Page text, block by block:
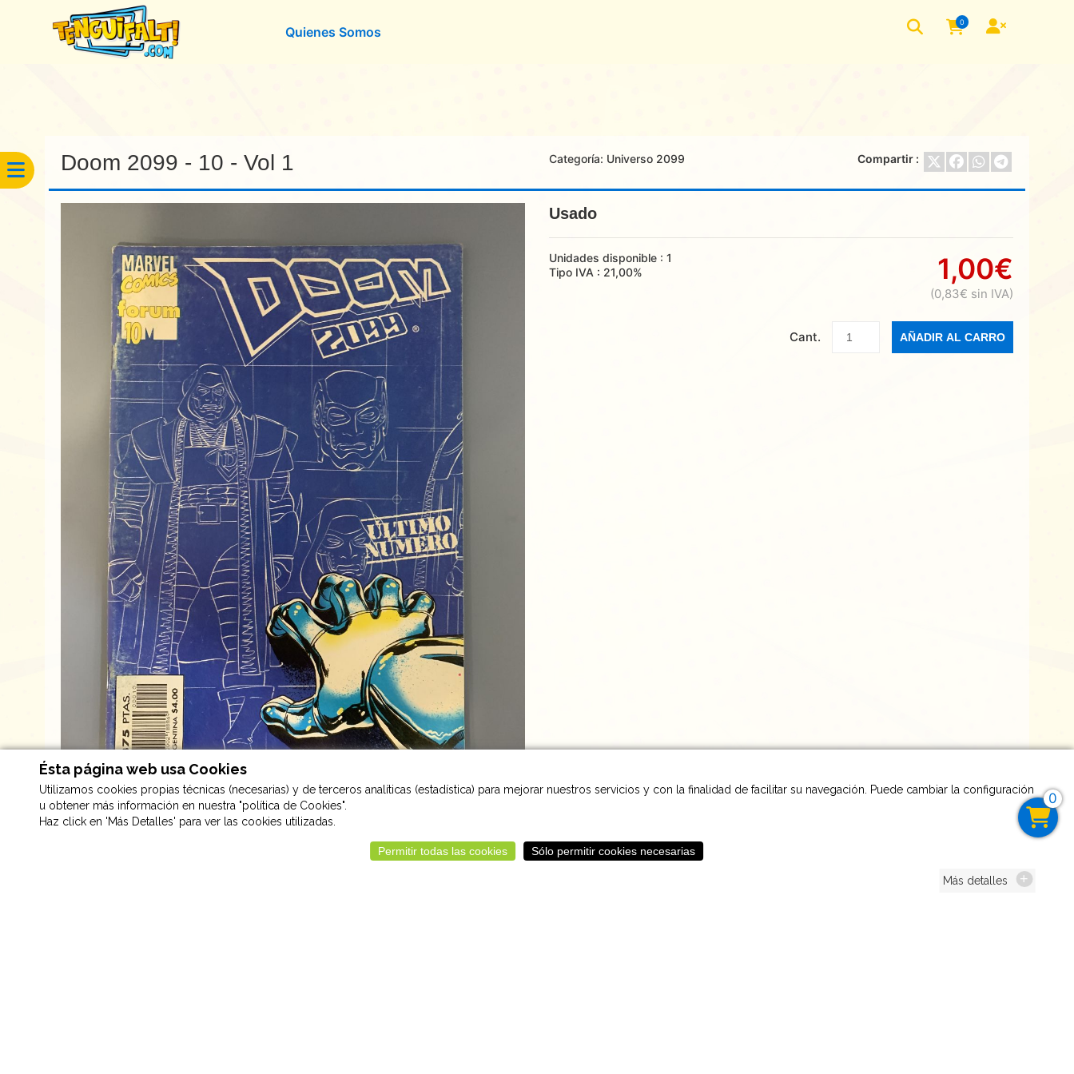
Quienes Somos
0
Doom 2099 - 10 - Vol 1 Compartir :
Categoría: Universo 2099
Usado
Unidades disponible : 1
Tipo IVA : 21,00%
1,00€
(0,83€ sin IVA)
Cant. AÑADIR AL CARRO
0
Ésta página web usa Cookies
Utilizamos cookies propias técnicas (necesarias) y de terceros analíticas (estadística) para mejorar nuestros servicios y con la finalidad de facilitar su navegación. Puede cambiar la configuración
u obtener más información en nuestra "política de Cookies".
Haz click en 'Más Detalles' para ver las cookies utilizadas.
Permitir todas las cookies Sólo permitir cookies necesarias
Más detalles